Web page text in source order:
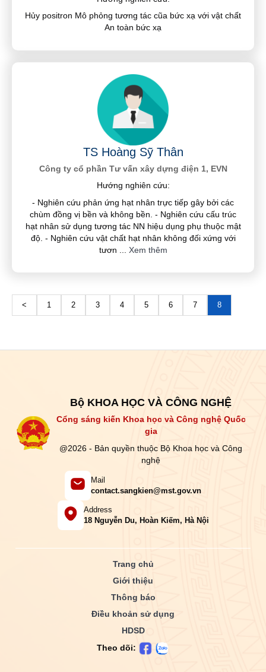
Hủy positron Mô phỏng tương tác cũa bức xạ với vật chất
An toàn bức xạ
TS Hoàng Sỹ Thân
Công ty cổ phần Tư vấn xây dựng điện 1, EVN
Hướng nghiên cứu:
- Nghiên cứu phản ứng hạt nhân trực tiếp gây bởi các
chùm đồng vị bền và không bền. - Nghiên cứu cấu trúc
hạt nhân sử dụng tương tác NN hiệu dụng phụ thuộc mật
độ. - Nghiên cứu vật chất hạt nhân không đối xứng với
tươn
Xem thêm
< 1 2 3 4 5 6 7 8
Bộ KHOA HỌC VÀ CÔNG NGHỆ
Cổng sáng kiến Khoa học và Công nghệ Quốc
gia
@2026 - Bản quyền thuộc Bộ Khoa học và Công
nghệ
Mail
contact.sangkien@mst.gov.vn
Address
18 Nguyễn Du, Hoàn Kiếm, Hà Nội
Trang chủ
Giới thiệu
Thông báo
Điều khoản sử dụng
HDSD
Theo dõi: